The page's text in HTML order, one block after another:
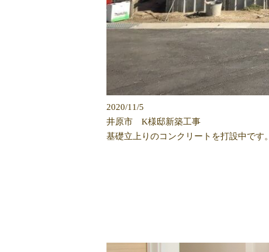
2020/11/5
井原市 K様邸新築工事
基礎立上りのコンクリートを打設中です。